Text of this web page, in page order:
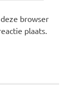
browser
plaats.